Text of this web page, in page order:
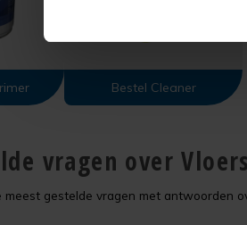
Bestel Cleaner
vragen over
meest gestelde vragen met antwoorden